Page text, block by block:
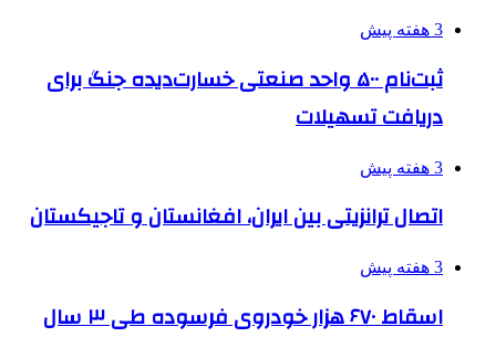
3 هفته پیش
ثبت‌نام ۵۰۰ واحد صنعتی خسارت‌دیده جنگ برای
دریافت تسهیلات
3 هفته پیش
اتصال ترانزیتی بین ایران، افغانستان و تاجیکستان
3 هفته پیش
اسقاط ۶۷۰ هزار خودروی فرسوده طی ۳ سال